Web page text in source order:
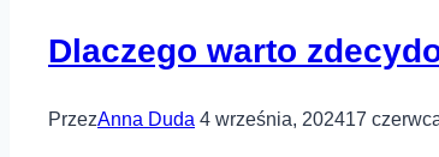
Dlaczego warto
PrzezAnna Duda 4 września, 202417